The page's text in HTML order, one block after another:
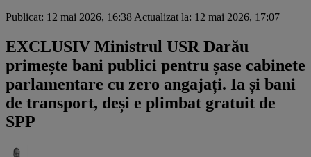
Publicat: 12 mai 2026, 16:38 Actualizat la: 12 mai 2026, 17:07
EXCLUSIV Ministrul USR Darău
primește bani publici pentru șase cabinete
parlamentare cu zero angajați. Ia și bani
de transport, deși e plimbat gratuit de
SPP